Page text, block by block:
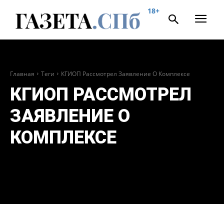
18+
Главная Теги КГИОП Рассмотрел Заявление О Комплексе
КГИОП РАССМОТРЕЛ
ЗАЯВЛЕНИЕ О
КОМПЛЕКСЕ